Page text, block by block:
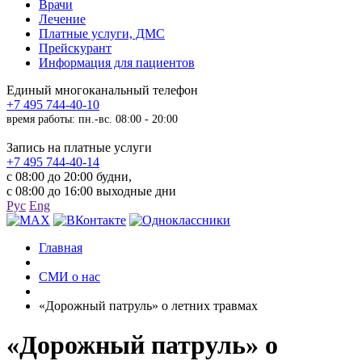
Врачи
Лечение
Платные услуги, ДМС
Прейскурант
Информация для пациентов
Единый многоканальный телефон
+7 495 744-40-10
время работы: пн.-вс. 08:00 - 20:00
Запись на платные услуги
+7 495 744-40-14
с 08:00 до 20:00 будни,
с 08:00 до 16:00 выходные дни
Рус Eng
Главная
СМИ о нас
«Дорожный патруль» о летних травмах
«Дорожный патруль» о